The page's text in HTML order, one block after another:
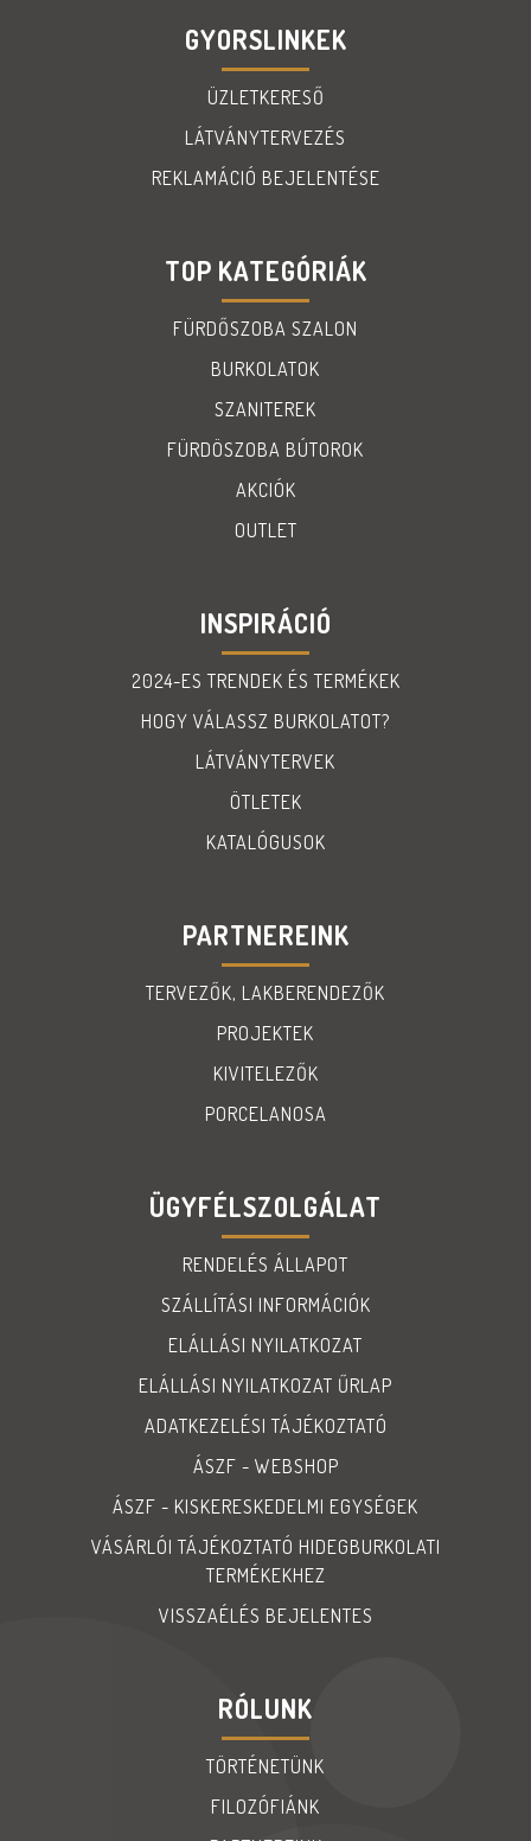
GYORSLINKEK
ÜZLETKERESŐ
LÁTVÁNYTERVEZÉS
REKLAMÁCIÓ BEJELENTÉSE
TOP KATEGÓRIÁK
FÜRDŐSZOBA SZALON
BURKOLATOK
SZANITEREK
FÜRDÖSZOBA BÚTOROK
AKCIÓK
OUTLET
INSPIRÁCIÓ
2024-ES TRENDEK ÉS TERMÉKEK
HOGY VÁLASSZ BURKOLATOT?
LÁTVÁNYTERVEK
ÖTLETEK
KATALÓGUSOK
PARTNEREINK
TERVEZŐK, LAKBERENDEZŐK
PROJEKTEK
KIVITELEZŐK
PORCELANOSA
ÜGYFÉLSZOLGÁLAT
RENDELÉS ÁLLAPOT
SZÁLLÍTÁSI INFORMÁCIÓK
ELÁLLÁSI NYILATKOZAT
ELÁLLÁSI NYILATKOZAT ŰRLAP
ADATKEZELÉSI TÁJÉKOZTATÓ
ÁSZF - WEBSHOP
ÁSZF - KISKERESKEDELMI EGYSÉGEK
VÁSÁRLÓI TÁJÉKOZTATÓ HIDEGBURKOLATI
TERMÉKEKHEZ
VISSZAÉLÉS BEJELENTES
RÓLUNK
TÖRTÉNETÜNK
FILOZÓFIÁNK